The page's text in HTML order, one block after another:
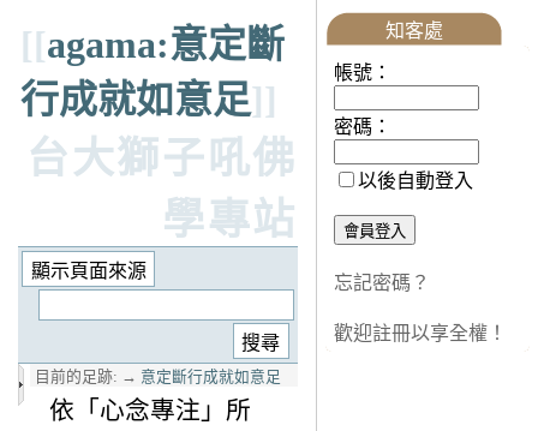
[[agama:意定斷
行成就如意足]]
台大獅子吼佛
學專站
目前的足跡: → 意定斷行成就如意足
依「心念專注」所
知客處
帳號：
密碼：
以後自動登入
忘記密碼？
歡迎註冊以享全權！